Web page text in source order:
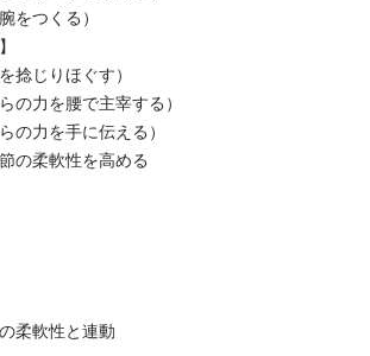
をつくる）
捻じりほぐす）
の力を腰で主宰する）
の力を手に伝える）
の柔軟性を高める
柔軟性と連動